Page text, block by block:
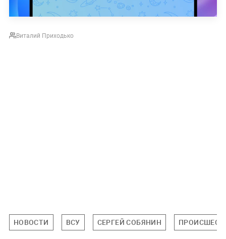
Виталий Приходько
НОВОСТИ ВСУ СЕРГЕЙ СОБЯНИН